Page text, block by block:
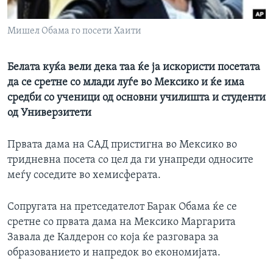
ИНТЕРВЈУА
Јазици
Мишел Обама го посети Хаити
Белата куќа вели дека таа ќе ја искористи посетата
да се сретне со млади луѓе во Мексико и ќе има
средби со ученици од основни училишта и студенти
од Универзитети
Првата дама на САД пристигна во Мексико во
тридневна посета со цел да ги унапреди односите
меѓу соседите во хемисферата.
Сопругата на претседателот Барак Обама ќе се
сретне со првата дама на Мексико Маргарита
Завала де Калдерон со која ќе разговара за
образованието и напредок во економијата.